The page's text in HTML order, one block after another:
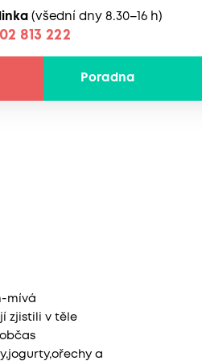
(všední dny 8.30–16 h)
813 222
Poradna
mívá
zjistili v těle
a